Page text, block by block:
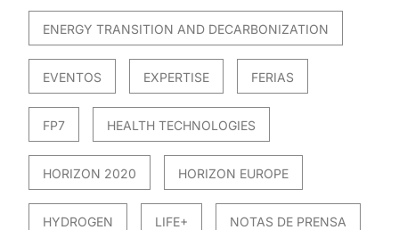
ENERGY TRANSITION AND DECARBONIZATION
EVENTOS EXPERTISE FERIAS
FP7 HEALTH TECHNOLOGIES
HORIZON 2020 HORIZON EUROPE
HYDROGEN LIFE+ NOTAS DE PRENSA